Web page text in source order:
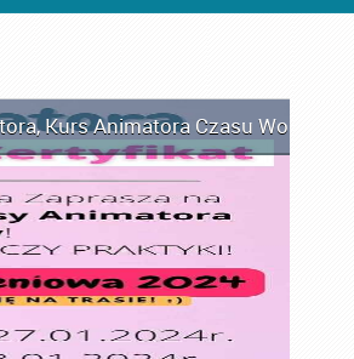
,Kurs Animatora Czasu Wolnego